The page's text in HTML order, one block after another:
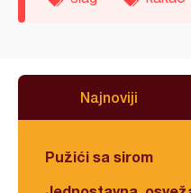
Najnoviji
Pužići sa sirom